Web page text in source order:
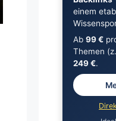
einem
Ab 99 €
Themen
249 €.